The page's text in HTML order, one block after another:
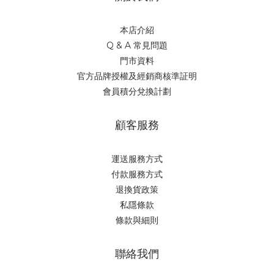
本店介紹
Q & A 常見問題
門市資料
官方品牌授權及經銷商核準証明
會員積分兌換計劃
顧客服務
運送服務方式
付款服務方式
退換貨政策
私隱條款
條款與細則
聯絡我們